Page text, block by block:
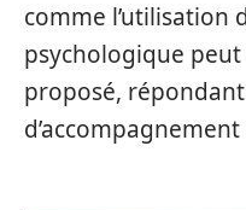
comme l’utilisation
psychologique
proposé,